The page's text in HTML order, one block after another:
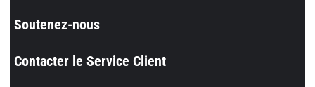
Soutenez-nous
Contacter le Service Client